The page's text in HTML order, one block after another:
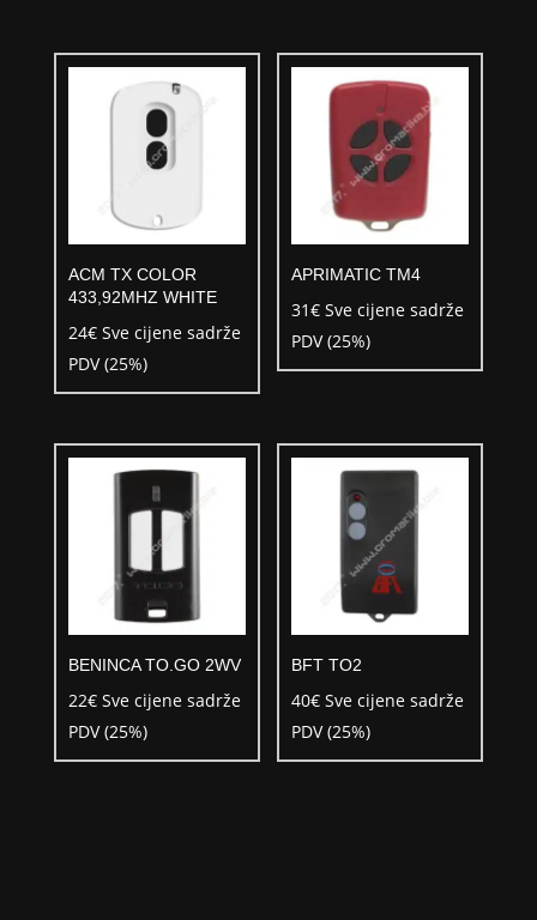
ACM TX COLOR
433,92MHZ WHITE
24€ Sve cijene sadrže
PDV (25%)
APRIMATIC TM4
31€ Sve cijene sadrže
PDV (25%)
BENINCA TO.GO 2WV
22€ Sve cijene sadrže
PDV (25%)
BFT TO2
40€ Sve cijene sadrže
PDV (25%)